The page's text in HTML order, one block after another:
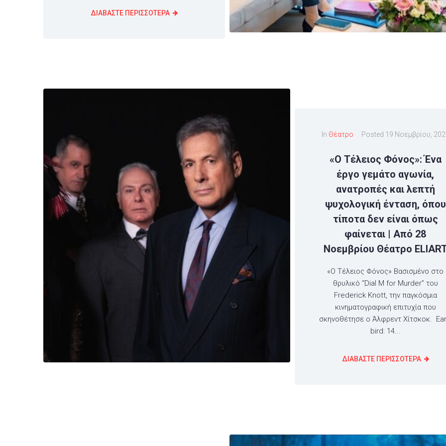
ΔΙΑΒΑΣΤΕ ΠΕΡΙΣΣΟΤΕΡΑ
In Θέατρο Posted 19 Νοεμβρίου,
«Ο Τέλειος Φόνος»: Ένα
έργο γεμάτο αγωνία,
ανατροπές και λεπτή
ψυχολογική ένταση, όπου
τίποτα δεν είναι όπως
φαίνεται | Από 28
Νοεμβρίου Θέατρο
«Ο Τέλειος Φόνος» Βασισμένο στο
θρυλικό “Dial M for Murder” του
Frederick Knott, την παγκόσμια
κινηματογραφική επιτυχία που
σκηνοθέτησε ο Άλφρεντ Χίτσκοκ.
bird: 14...
ΔΙΑΒΑΣΤΕ ΠΕΡΙΣΣΟΤΕΡΑ